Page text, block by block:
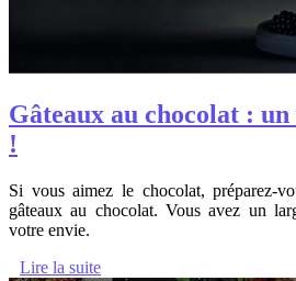
Gâteaux au chocolat :
!
Si vous aimez le chocolat, préparez-
gâteaux au chocolat. Vous avez un
votre envie.
Lire la suite